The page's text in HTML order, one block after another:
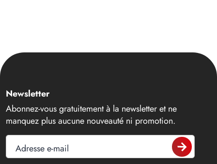
Newsletter
Abonnez-vous gratuitement à la newsletter et ne
manquez plus aucune nouveauté ni promotion.
Adresse e-mail